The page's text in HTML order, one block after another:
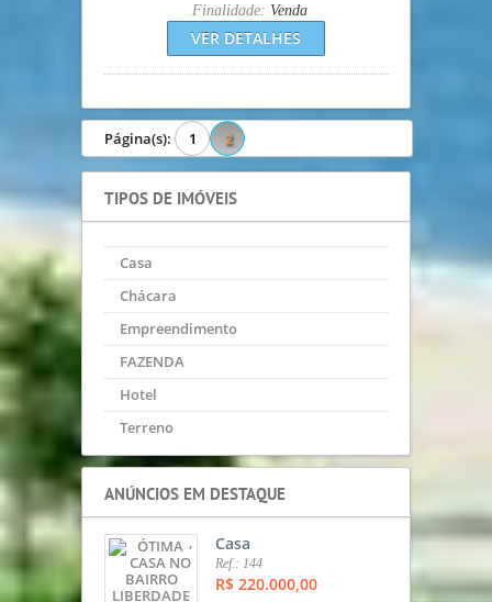
Finalidade: Venda
VER DETALHES
Página(s): 1 2
TIPOS DE IMÓVEIS
Casa
Chácara
Empreendimento
FAZENDA
Hotel
Terreno
ANÚNCIOS EM DESTAQUE
, Casa
Ref.: 144
R$ 220.000,00